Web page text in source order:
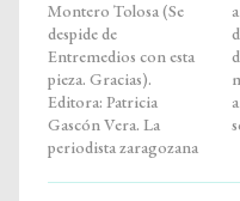
Montero Tolosa (Se
despide de
Entremedios con esta
pieza. Gracias).
Editora: Patricia
Gascón Vera. La
periodista zaragozana
años como reportera
de televisión y locutora
de spots para grandes
marcas, comenzó su
andadura en redes